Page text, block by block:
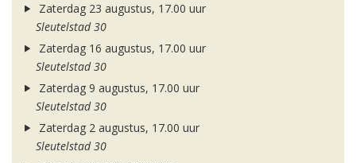
Zaterdag 23 augustus, 17.00 uur
Sleutelstad 30
Zaterdag 16 augustus, 17.00 uur
Sleutelstad 30
Zaterdag 9 augustus, 17.00 uur
Sleutelstad 30
Zaterdag 2 augustus, 17.00 uur
Sleutelstad 30